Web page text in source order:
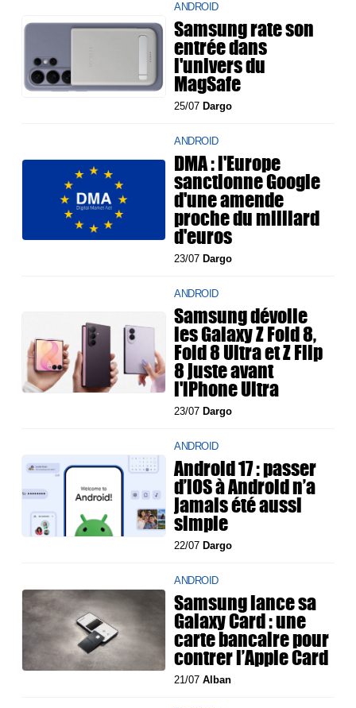
ANDROID
Samsung rate son
entrée dans
l'univers du
MagSafe
25/07 Dargo
ANDROID
DMA : l'Europe
sanctionne Google
d'une amende
proche du milliard
d'euros
23/07 Dargo
ANDROID
Samsung dévoile
les Galaxy Z Fold 8,
Fold 8 Ultra et Z Flip
8 juste avant
l'iPhone Ultra
23/07 Dargo
ANDROID
Android 17 : passer
d’iOS à Android n’a
jamais été aussi
simple
22/07 Dargo
ANDROID
Samsung lance sa
Galaxy Card : une
carte bancaire pour
contrer l’Apple Card
21/07Alban